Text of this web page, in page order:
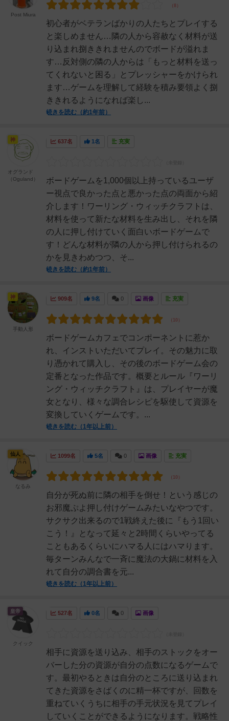
初心者がベテランばかりの人たちとプレイする
と楽しめません…隣の人から容赦なく材料が送
り込まれ捌ききれませんのでボードが溢れま
す…反対側の隣の人からは「もっと材料を送っ
てくれないと困る」とプレッシャーをかけられ
ます…ゲームを理解して経験を積み要領よく捌
ききれるようになれば楽し...
続きを読む（約1年前）
Post Miura
637名 1名 充実
ボードゲームを1,000個以上持っているユーザ
ー視点で良かった点と悪かった点の両面から紹
介します！ワーリング・ウィッチクラフトは、
材料を使って新たな材料を生み出し、それを隣
の人に押し付けていく面白いボードゲームで
す！どんな材料が隣の人から押し付けられるの
かを見きわめつつ、そ...
続きを読む（約1年前）
神
オグランド
（Oguland）
909名 9名 0 画像 充実
ボードゲームカフェでコンポーネントに惹か
れ、インストいただいてプレイ。その魅力に取
り憑かれて購入し、その後のボードゲーム会の
定番となった作品です。概要とルール『ワーリ
ング・ウィッチクラフト』は、プレイヤーが魔
女となり、様々な調合レシピを駆使して資源を
変換していくゲームです。...
続きを読む（1年以上前）
神
手動人形
1099名 5名 0 画像 充実
自分が死ぬ前に隣の相手を倒せ！という感じの
お邪魔ぷよ押し付けゲームみたいなやつです。
サクサク出来るので1戦終えた後に『もう1回い
こう！』となって延々と2時間くらいやってる
こともあるくらいにハマる人にはハマります。
毎ターンみんなで一斉に魔法の大鍋に材料を入
れて自分の調合書を元...
続きを読む（1年以上前）
仙人
なるみ
527名 0名 0 画像
相手に資源を送り込み、相手のストックをオー
バーした分の資源が自分の点数になるゲームで
す。最初やるときは自分のところに送り込まれ
てきた資源をさばくのに精一杯ですが、回数を
重ねていくうちに相手の手元状況を見てプレイ
していくことができるようになります。戦略性
皇帝
クイック